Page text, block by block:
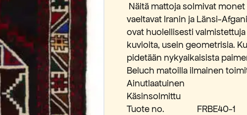
Näitä mattoja solmivat
vaeltavat Iranin ja Länsi-
ovat huolellisesti
kuvioita, usein geometrisia.
pidetään nykyaikaisista
Beluch matoilla ilmainen
Ainutlaatuinen
Käsinsolmittu
Tuote no.
FRBE40-1